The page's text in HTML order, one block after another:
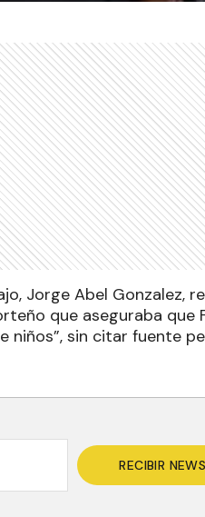
Jorge Abel Gonzalez,
que aseguraba que
niños”, sin citar fuente
RECIBIR